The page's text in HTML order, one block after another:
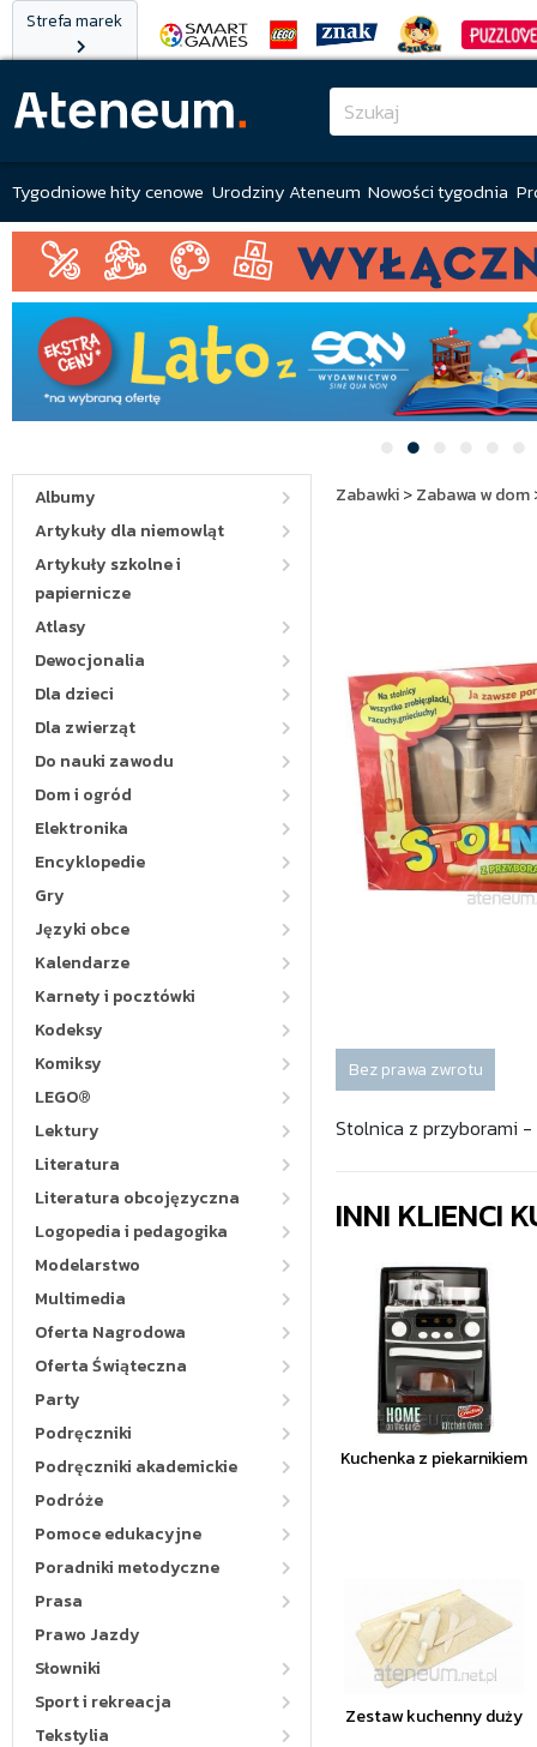
Strefa marek
Tygodniowe hity cenowe Urodziny Ateneum Nowości tygodnia
Albumy
Artykuły dla niemowląt
Artykuły szkolne i
papiernicze
Atlasy
Dewocjonalia
Dla dzieci
Dla zwierząt
Do nauki zawodu
Dom i ogród
Elektronika
Encyklopedie
Gry
Języki obce
Kalendarze
Karnety i pocztówki
Kodeksy
Komiksy
LEGO®
Lektury
Literatura
Literatura obcojęzyczna
Logopedia i pedagogika
Modelarstwo
Multimedia
Oferta Nagrodowa
Oferta Świąteczna
Party
Podręczniki
Podręczniki akademickie
Podróże
Pomoce edukacyjne
Poradniki metodyczne
Prasa
Prawo Jazdy
Słowniki
Sport i rekreacja
Tekstylia
Zabawki>Zabawa w dom
Bez prawa zwrotu
Stolnica z przyborami
INNI KLIENCI
Kuchenka z piekarnikiem
Zestaw kuchenny duży